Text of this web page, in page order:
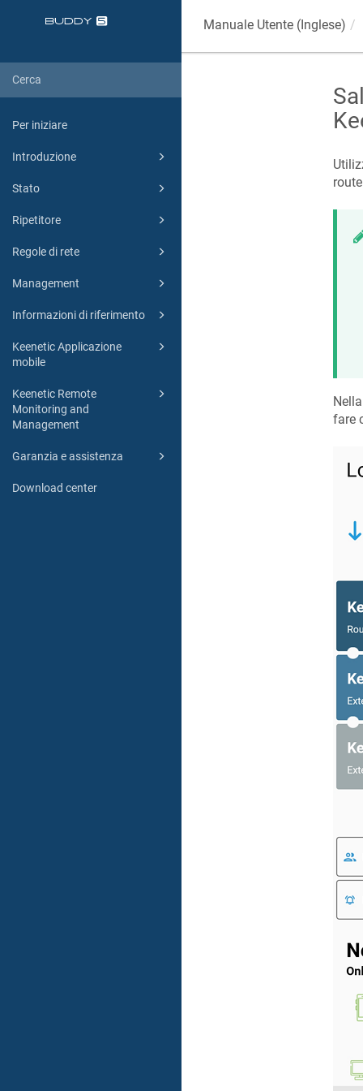
Per iniziare
Introduzione
Stato
Ripetitore
Regole di rete
Management
Informazioni di riferimento
Keenetic Applicazione
mobile
Keenetic Remote
Monitoring and
Management
Garanzia e assistenza
Download center
Manuale Utente (Inglese)
fare